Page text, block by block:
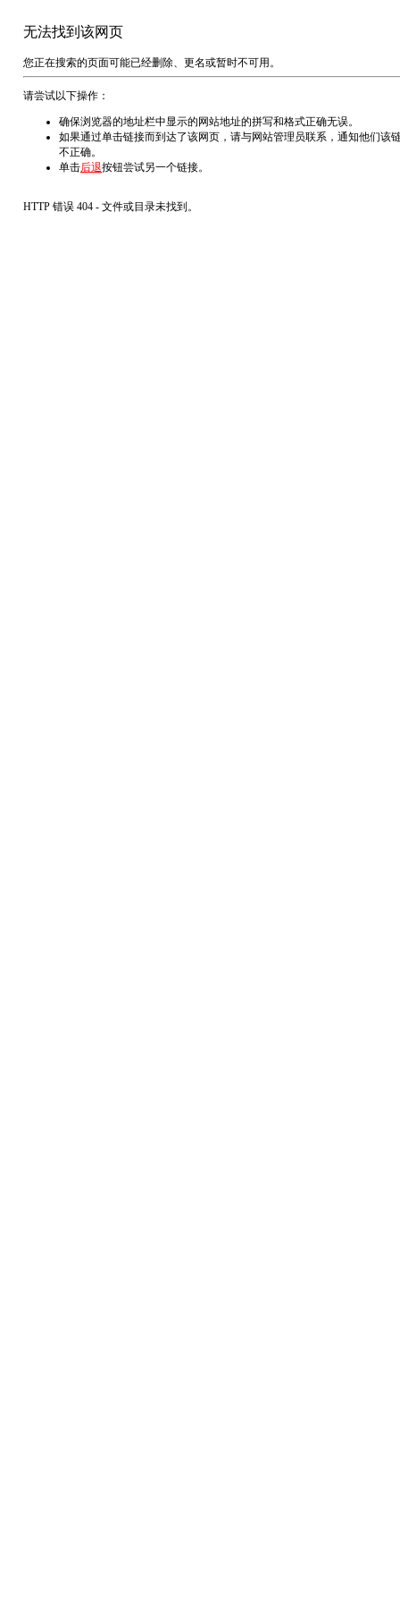
无法找到该网页
您正在搜索的页面可能已经删除、更名或暂时不可用。
请尝试以下操作：
确保浏览器的地址栏中显示的网站地址的拼写和格式正确无误。
如果通过单击链接而到达了该网页，请与网站管理员联系，通知他们该
不正确。
单击后退按钮尝试另一个链接。
HTTP 错误 404 - 文件或目录未找到。